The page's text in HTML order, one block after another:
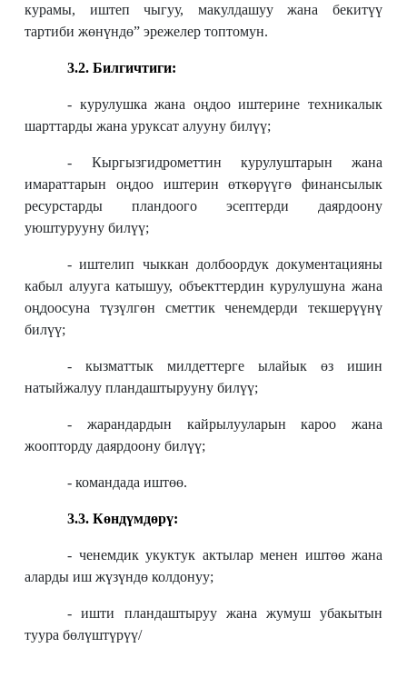
курамы, иштеп чыгуу, макулдашуу жана бекитүү
тартиби жөнүндө” эрежелер топтомун.
3.2. Билгичтиги:
- курулушка жана оңдоо иштерине техникалык
шарттарды жана уруксат алууну билүү;
- Кыргызгидрометтин курулуштарын жана
имараттарын оңдоо иштерин өткөрүүгө финансылык
ресурстарды пландоого эсептерди даярдоону
уюштурууну билүү;
- иштелип чыккан долбоордук документацияны
кабыл алууга катышуу, объекттердин курулушуна жана
оңдоосуна түзүлгөн сметтик ченемдерди текшерүүнү
билүү;
- кызматтык милдеттерге ылайык өз ишин
натыйжалуу пландаштырууну билүү;
- жарандардын кайрылууларын кароо жана
жоопторду даярдоону билүү;
- командада иштөө.
3.3. Көндүмдөрү:
- ченемдик укуктук актылар менен иштөө жана
аларды иш жүзүндө колдонуу;
- ишти пландаштыруу жана жумуш убакытын
туура бөлүштүрүү/